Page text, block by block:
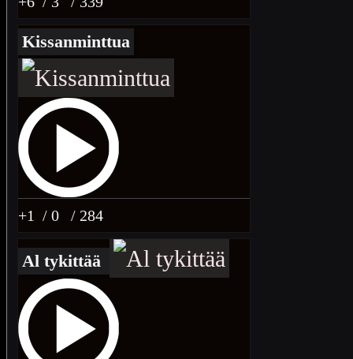
Kissanminttua
+1 / 0 / 284
Al tykittää